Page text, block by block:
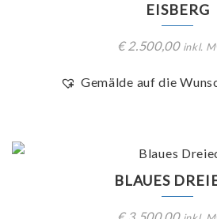
EISBERG
€2.500,00 inkl.
Gemälde auf die
BLAUES